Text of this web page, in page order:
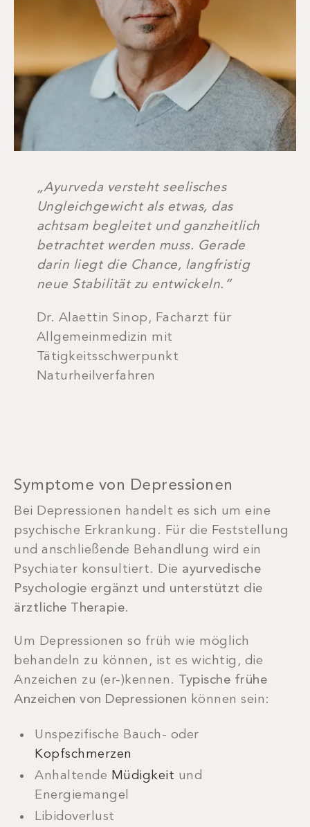
„Ayurveda versteht seelisches
Ungleichgewicht als etwas, das
achtsam begleitet und ganzheitlich
betrachtet werden muss. Gerade
darin liegt die Chance, langfristig
neue Stabilität zu entwickeln.“
Dr. Alaettin Sinop, Facharzt für
Allgemeinmedizin mit
Tätigkeitsschwerpunkt
Naturheilverfahren
Symptome von Depressionen
Bei Depressionen handelt es sich um eine
psychische Erkrankung. Für die Feststellung
und anschließende Behandlung wird ein
Psychiater konsultiert. Die ayurvedische
Psychologie ergänzt und unterstützt die
ärztliche Therapie.
Um Depressionen so früh wie möglich
behandeln zu können, ist es wichtig, die
Anzeichen zu (er-)kennen.
Typische frühe
Anzeichen von Depressionen können sein:
Unspezifische Bauch- oder
Kopfschmerzen
Anhaltende Müdigkeit und
Energiemangel
Libidoverlust